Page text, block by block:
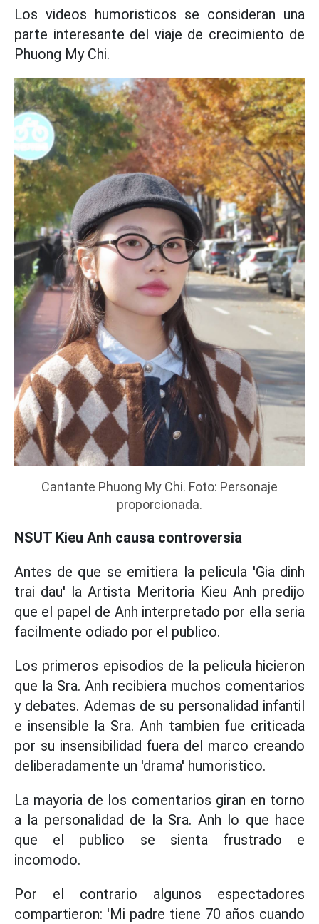
Los videos humoristicos se consideran una
parte interesante del viaje de crecimiento de
Phuong My Chi.
Cantante Phuong My Chi. Foto: Personaje
proporcionada.
NSUT Kieu Anh causa controversia
Antes de que se emitiera la pelicula 'Gia dinh
trai dau' la Artista Meritoria Kieu Anh predijo
que el papel de Anh interpretado por ella seria
facilmente odiado por el publico.
Los primeros episodios de la pelicula hicieron
que la Sra. Anh recibiera muchos comentarios
y debates. Ademas de su personalidad infantil
e insensible la Sra. Anh tambien fue criticada
por su insensibilidad fuera del marco creando
deliberadamente un 'drama' humoristico.
La mayoria de los comentarios giran en torno
a la personalidad de la Sra. Anh lo que hace
que el publico se sienta frustrado e
incomodo.
Por el contrario algunos espectadores
compartieron: 'Mi padre tiene 70 años cuando